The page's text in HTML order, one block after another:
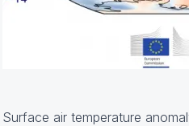
Surface air temperature